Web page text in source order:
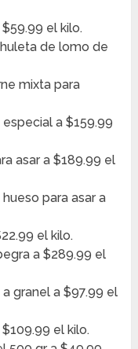
el kilo.
de lomo de
mixta para
a $159.99
asar a $189.99 el
para asar a
el kilo.
a $289.99 el
granel a $97.99 el
el kilo.